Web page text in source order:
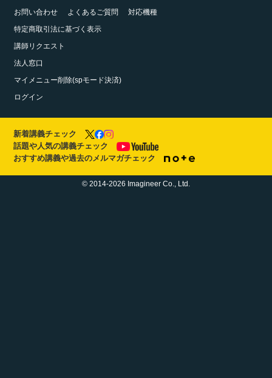
お問い合わせ
よくあるご質問
対応機種
特定商取引法に基づく表示
講師リクエスト
法人窓口
マイメニュー削除(spモード決済)
ログイン
新着講義チェック
話題や人気の講義チェック
おすすめ講義や過去のメルマガチェック
© 2014-2026 Imagineer Co., Ltd.